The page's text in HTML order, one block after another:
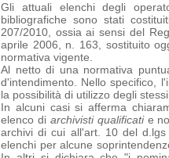
Gli attuali elenchi degli
bibliografiche sono stati
207/2010, ossia ai sensi del
aprile 2006, n. 163, sostituito
normativa vigente.
Al netto di una normativa
d'intendimento. Nello specifico,
la possibilità di utilizzo degli
In alcuni casi si afferma
elenco di archivisti qualificatie
archivi di cui all'art. 10 del
elenchi per alcune